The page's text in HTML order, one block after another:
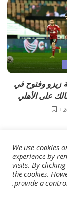
زيزو وفتوح في
على الأهلي
أمام الوصل
We use cookies
experience by
visits. By clicking
the cookies.
provide a